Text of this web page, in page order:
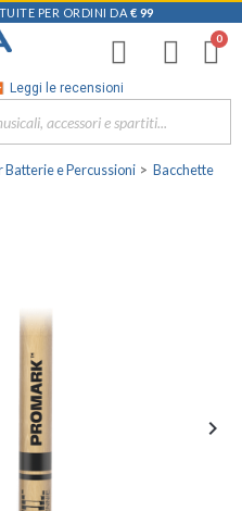
PER ORDINI DA € 99
Leggi le recensioni
Batterie e Percussioni
Bacchette
